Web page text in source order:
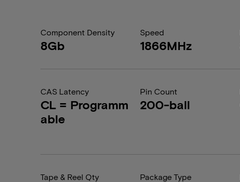
Component Density
8Gb
Speed
1866MHz
CAS Latency
CL = Programm
able
Pin Count
200-ball
Tape & Reel Qty Package Type